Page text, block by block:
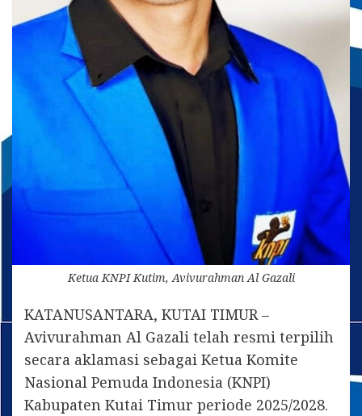
Ketua KNPI Kutim, Avivurahman Al Gazali
KATANUSANTARA, KUTAI TIMUR –
Avivurahman Al Gazali telah resmi terpilih
secara aklamasi sebagai Ketua Komite
Nasional Pemuda Indonesia (KNPI)
Kabupaten Kutai Timur periode 2025/2028.